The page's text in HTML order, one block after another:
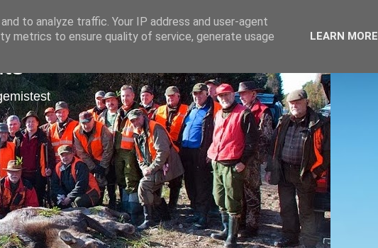
to analyze traffic. Your IP address and user-agent
metrics to ensure quality of service, generate usage
LEARN MORE